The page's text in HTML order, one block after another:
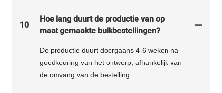
10
Hoe lang duurt de productie van op
maat gemaakte bulkbestellingen?
De productie duurt doorgaans 4-6 weken na
goedkeuring van het ontwerp, afhankelijk van
de omvang van de bestelling.